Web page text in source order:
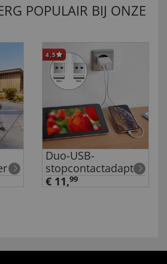
POPULAIR BIJ ONZE
4,5
Duo-USB-
stopcontactadapter
€ 11,99